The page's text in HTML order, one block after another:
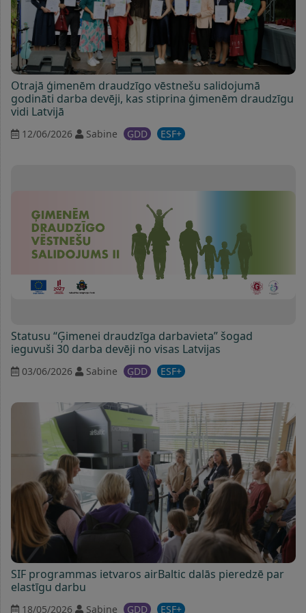
Otrajā ģimenēm draudzīgo vēstnešu salidojumā
godināti darba devēji, kas stiprina ģimenēm draudzīgu
vidi Latvijā
12/06/2026 Sabine ĢDD ESF+
Statusu “Ģimenei draudzīga darbavieta” šogad
ieguvuši 30 darba devēji no visas Latvijas
03/06/2026 Sabine ĢDD ESF+
SIF programmas ietvaros airBaltic dalās pieredzē par
elastīgu darbu
18/05/2026 Sabine ĢDD ESF+